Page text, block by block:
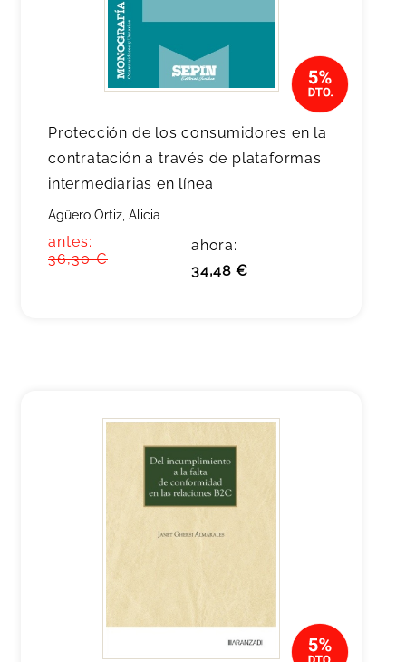
Protección de los consumidores en la
contratación a través de plataformas
intermediarias en línea
Agüero Ortiz, Alicia
antes:
36,30 €
ahora:
34,48 €